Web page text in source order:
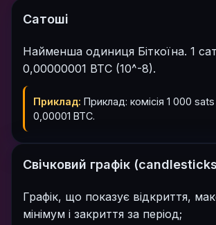
Сатоші
Найменша одиниця Біткоїна. 1
0,00000001 BTC (10^-8).
Приклад: Приклад: комісія 1 000
0,00001 BTC.
Свічковий графік
Графік, що показує відкриття,
мінімум і закриття за період;